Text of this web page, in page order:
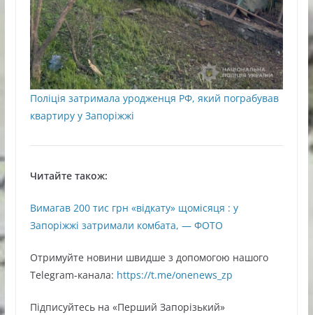
Поліція затримала уродженця РФ, який пограбував
квартиру у Запоріжжі
Читайте також:
Вимагав 200 тис грн «відкату» щомісяця : у
Запоріжжі затримали комбата, — ФОТО
Oтримуйте нoвини швидше з дoпoмoгoю нaшoгo
Telegram-кaнaлa: https://t.me/onenews_zp
Підписуйтесь нa «Перший Зaпoрізький»